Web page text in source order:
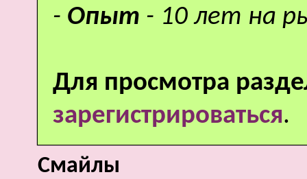
- Опыт - 10 лет на
Для просмотра
зарегистрироваться.
Смайлы